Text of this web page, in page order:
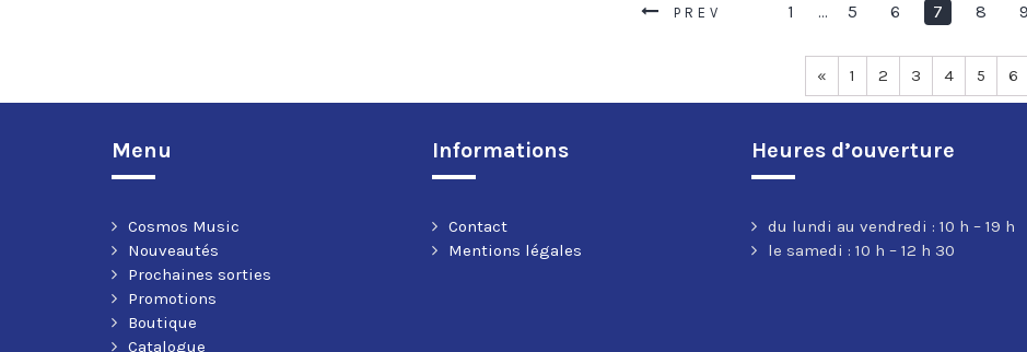
PREV 1 … 5 6 7 8 9
« 1 2 3 4 5 6
Menu
Cosmos Music
Nouveautés
Prochaines sorties
Promotions
Boutique
Catalogue
Informations
Contact
Mentions légales
Heures d’ouverture
du lundi au vendredi : 10 h – 19 h
le samedi : 10 h – 12 h 30